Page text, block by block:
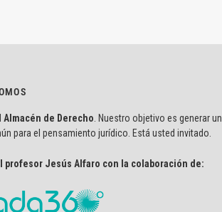
Almacén de Derecho . Nuestro objetivo es generar un
para el pensamiento jurídico. Está usted invitado.
profesor Jesús Alfaro con la colaboración de: